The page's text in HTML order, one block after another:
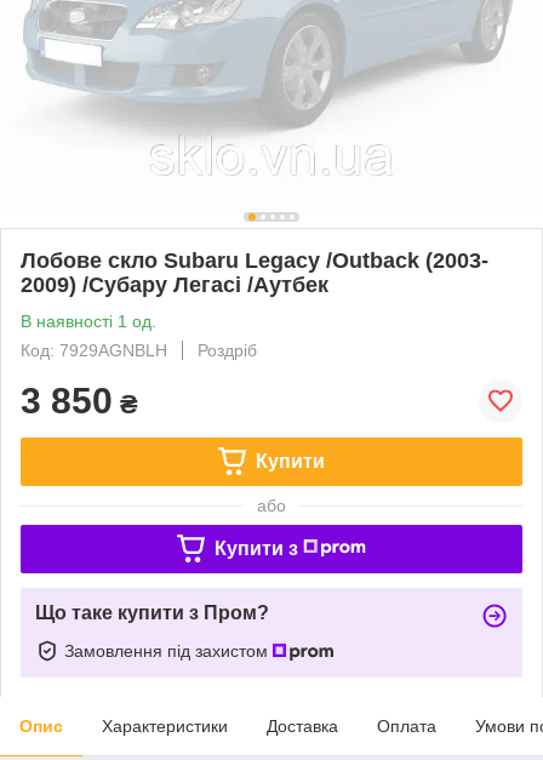
Лобове скло Subaru Legacy /Outback (2003-
2009) /Субару Легасі /Аутбек
В наявності 1 од.
Код: 7929AGNBLH
Роздріб
3 850 ₴
Купити
або
Купити з
Що таке купити з Пром?
Замовлення під захистом
Опис Характеристики Доставка Оплата Умови